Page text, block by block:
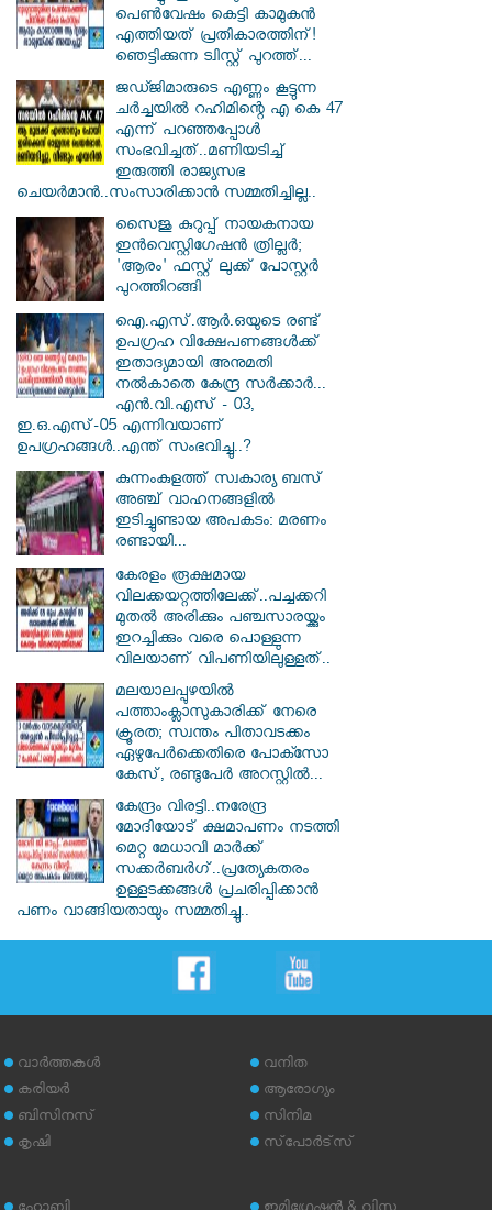
പെൺവേഷം കെട്ടി കാമുകൻ
എത്തിയത് പ്രതികാരത്തിന്!
ഞെട്ടിക്കുന്ന ട്വിസ്റ്റ് പുറത്ത്...
ജഡ്ജിമാരുടെ എണ്ണം കൂട്ടുന്ന
ചർച്ചയിൽ റഹിമിന്റെ എ കെ 47
എന്ന് പറഞ്ഞപ്പോൾ
സംഭവിച്ചത്..മണിയടിച്ച്
ഇരുത്തി രാജ്യസഭ
ചെയർമാൻ..സംസാരിക്കാൻ സമ്മതിച്ചില്ല..
സൈജു കുറുപ്പ് നായകനായ
ഇൻവെസ്റ്റിഗേഷൻ ത്രില്ലർ;
'ആരം' ഫസ്റ്റ് ലുക്ക് പോസ്റ്റർ
പുറത്തിറങ്ങി
ഐ.എസ്.ആർ.ഒയുടെ രണ്ട്
ഉപഗ്രഹ വിക്ഷേപണങ്ങൾക്ക്
ഇതാദ്യമായി അനുമതി
നൽകാതെ കേന്ദ്ര സർക്കാർ...
എൻ.വി.എസ് - 03,
ഇ.ഒ.എസ്-05 എന്നിവയാണ്
ഉപഗ്രഹങ്ങൾ..എന്ത് സംഭവിച്ചു..?
കുന്നംകുളത്ത് സ്വകാര്യ ബസ്
അഞ്ച് വാഹനങ്ങളിൽ
ഇടിച്ചുണ്ടായ അപകടം: മരണം
രണ്ടായി...
കേരളം രൂക്ഷമായ
വിലക്കയറ്റത്തിലേക്ക്..പച്ചക്കറി
മുതൽ അരിക്കും പഞ്ചസാരയ്ക്കും
ഇറച്ചിക്കും വരെ പൊള്ളുന്ന
വിലയാണ് വിപണിയിലുള്ളത്..
മലയാലപ്പുഴയിൽ
പത്താംക്ലാസുകാരിക്ക് നേരെ
ക്രൂരത; സ്വന്തം പിതാവടക്കം
ഏഴുപേർക്കെതിരെ പോക്സോ
കേസ്, രണ്ടുപേർ അറസ്റ്റിൽ...
കേന്ദ്രം വിരട്ടി..നരേന്ദ്ര
മോദിയോട് ക്ഷമാപണം നടത്തി
മെറ്റ മേധാവി മാർക്ക്
സക്കർബർ​ഗ്..പ്രത്യേകതരം
ഉള്ളടക്കങ്ങൾ പ്രചരിപ്പിക്കാൻ
പണം വാങ്ങിയതായും സമ്മതിച്ചു..
വാര്‍ത്തകള്‍
കരിയര്‍
ബിസിനസ്
കൃഷി
വനിത
ആരോഗ്യം
സിനിമ
സ്‌പോര്‍ട്‌സ്